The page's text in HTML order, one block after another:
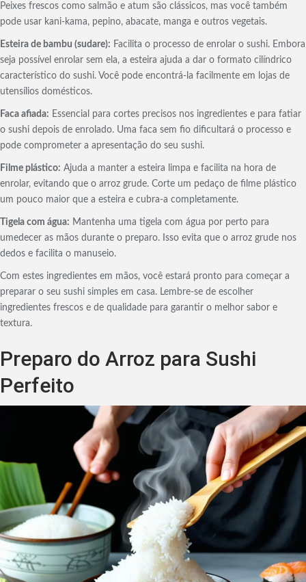
Peixes frescos como salmão e atum são clássicos, mas você também
pode usar kani-kama, pepino, abacate, manga e outros vegetais.
Esteira de bambu (sudare): Facilita o processo de enrolar o sushi. Embora
seja possível enrolar sem ela, a esteira ajuda a dar o formato cilíndrico
característico do sushi. Você pode encontrá-la facilmente em lojas de
utensílios domésticos.
Faca afiada: Essencial para cortes precisos nos ingredientes e para fatiar
o sushi depois de enrolado. Uma faca sem fio dificultará o processo e
pode comprometer a apresentação do seu sushi.
Filme plástico: Ajuda a manter a esteira limpa e facilita na hora de
enrolar, evitando que o arroz grude. Corte um pedaço de filme plástico
um pouco maior que a esteira e cubra-a completamente.
Tigela com água: Mantenha uma tigela com água por perto para
umedecer as mãos durante o preparo. Isso evita que o arroz grude nos
dedos e facilita o manuseio.
Com estes ingredientes em mãos, você estará pronto para começar a
preparar o seu sushi simples em casa. Lembre-se de escolher
ingredientes frescos e de qualidade para garantir o melhor sabor e
textura.
Preparo do Arroz para Sushi
Perfeito